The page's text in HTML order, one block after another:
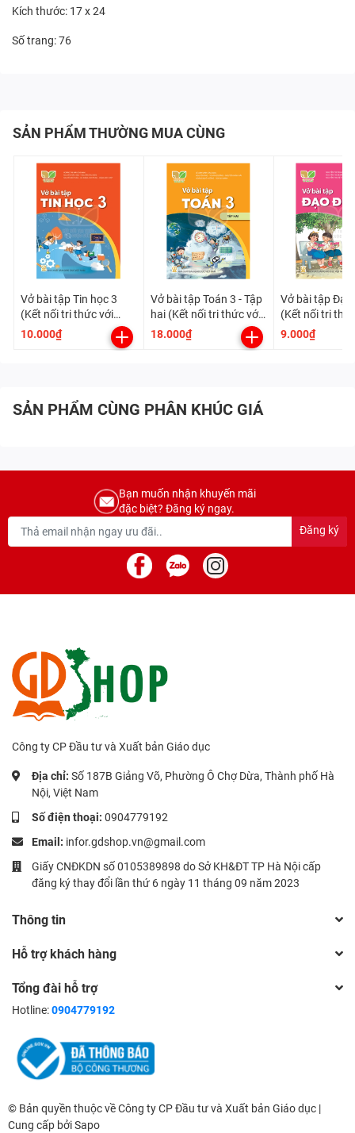
Kích thước: 17 x 24
Số trang: 76
SẢN PHẨM THƯỜNG MUA CÙNG
Vở bài tập Tin học 3
(Kết nối tri thức với
cuộc sống)
10.000₫
Vở bài tập Toán 3 - Tập
hai (Kết nối tri thức với
cuộc sống)
18.000₫
Vở bài tập Đạo
(Kết nối tri
cuộc sống)
9.000₫
SẢN PHẨM CÙNG PHÂN KHÚC GIÁ
Bạn muốn nhận khuyến mãi
đặc biệt? Đăng ký ngay.
Đăng ký
Công ty CP Đầu tư và Xuất bản Giáo dục
Địa chỉ: Số 187B Giảng Võ, Phường Ô Chợ Dừa, Thành phố Hà
Nội, Việt Nam
Số điện thoại: 0904779192
Email: infor.gdshop.vn@gmail.com
Giấy CNĐKDN số 0105389898 do Sở KH&ĐT TP Hà Nội cấp
đăng ký thay đổi lần thứ 6 ngày 11 tháng 09 năm 2023
Thông tin
Hỗ trợ khách hàng
Tổng đài hỗ trợ
Hotline:0904779192
© Bản quyền thuộc về Công ty CP Đầu tư và Xuất bản Giáo dục |
Cung cấp bởiSapo